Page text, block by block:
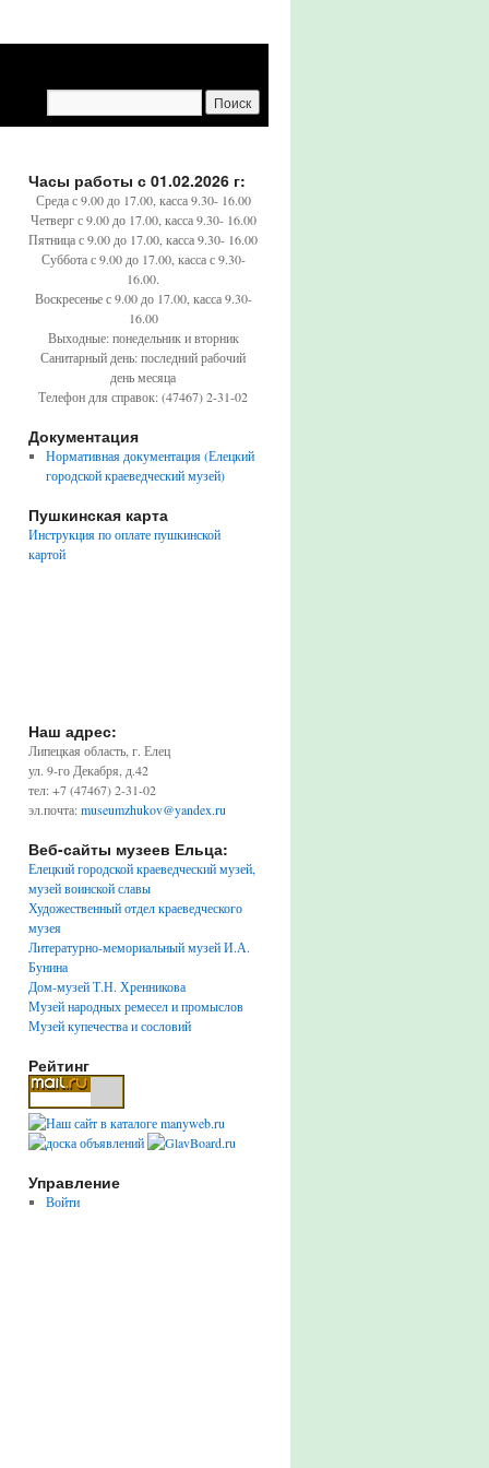
Часы работы с 01.02.2026 г:
Среда с 9.00 до 17.00, касса 9.30- 16.00
Четверг с 9.00 до 17.00, касса 9.30- 16.00
Пятница с 9.00 до 17.00, касса 9.30- 16.00
Суббота с 9.00 до 17.00, касса с 9.30-
16.00.
Воскресенье с 9.00 до 17.00, касса 9.30-
16.00
Выходные: понедельник и вторник
Санитарный день: последний рабочий
день месяца
Телефон для справок: (47467) 2-31-02
Документация
Нормативная документация (Елецкий
городской краеведческий музей)
Пушкинская карта
Инструкция по оплате пушкинской
картой
Наш адрес:
Липецкая область, г. Елец
ул. 9-го Декабря, д.42
тел: +7 (47467) 2-31-02
эл.почта:museumzhukov@yandex.ru
Веб-сайты музеев Ельца:
Елецкий городской краеведческий музей,
музей воинской славы
Художественный отдел краеведческого
музея
Литературно-мемориальный музей И.А.
Бунина
Дом-музей Т.Н. Хренникова
Музей народных ремесел и промыслов
Музей купечества и сословий
Рейтинг
Управление
Войти